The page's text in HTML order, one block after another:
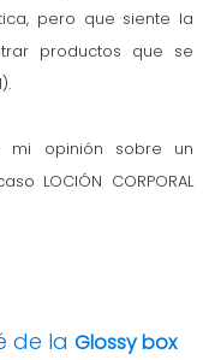
pero que siente la
productos que se
mi opinión sobre un
LOCIÓN CORPORAL
de la Glossy box